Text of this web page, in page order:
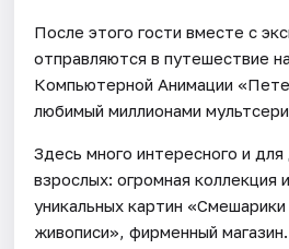
После этого гости вместе с
отправляются в путешествие
Компьютерной Анимации
любимый миллионами
Здесь много интересного и
взрослых: огромная коллекция
уникальных картин
живописи», фирменный магазин.